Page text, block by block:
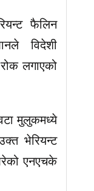
फैलिन
विदेशी
लगाएको
मुलुकमध्ये
भेरियन्ट
एनएचके